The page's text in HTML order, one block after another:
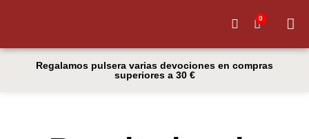
0
Regalamos pulsera varias devociones en compras
superiores a 30 €